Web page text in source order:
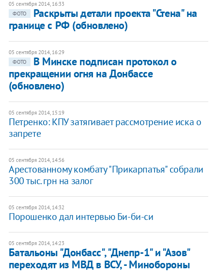
05 сентября 2014, 16:33
ФОТО
Раскрыты детали проекта "Стена" на
границе с РФ (обновлено)
05 сентября 2014, 16:29
ФОТО
В Минске подписан протокол о
прекращении огня на Донбассе
(обновлено)
05 сентября 2014, 15:19
Петренко: КПУ затягивает рассмотрение иска о
запрете
05 сентября 2014, 14:56
Арестованному комбату "Прикарпатья" собрали
300 тыс. грн на залог
05 сентября 2014, 14:32
Порошенко дал интервью Би-би-си
05 сентября 2014, 14:23
Батальоны "Донбасс", "Днепр-1" и "Азов"
переходят из МВД в ВСУ, - Минобороны